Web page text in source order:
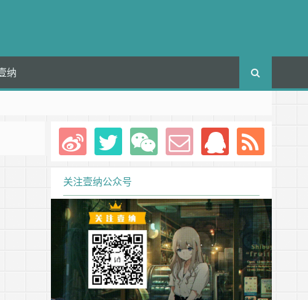
纳
关注壹纳公众号